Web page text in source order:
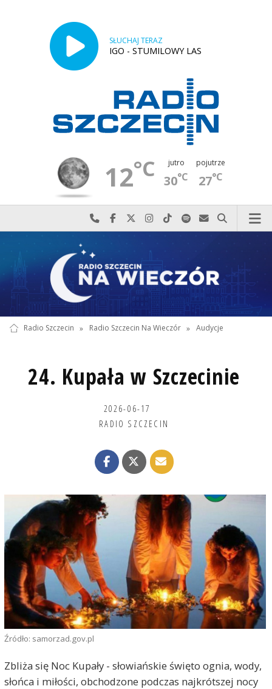
SŁUCHAJ TERAZ
IGO - STUMILOWY LAS
12°C jutro
30°C
pojutrze
27°C
Najlepiej po prostu do nas zadzwoń
Odwiedź nas na Facebook-u
Odwiedź nas na X
Odwiedź nas na Instagram-ie
Odwiedź nas na TikTok-u
Szukaj nas na Spotify
Wyślij do nas
Szukaj
Radio Szczecin » Radio Szczecin Na Wieczór » Audycje
24. Kupała w Szczecinie
2026-06-17
RADIO SZCZECIN
Źródło: samorzad.gov.pl
Zbliża się Noc Kupały - słowiańskie święto ognia, wody,
słońca i miłości, obchodzone podczas najkrótszej nocy